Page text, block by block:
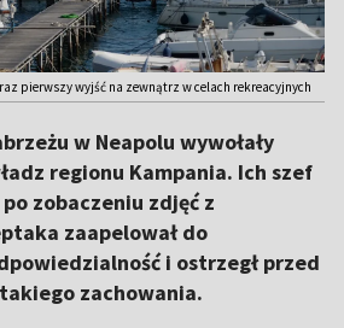
pierwszy wyjść na zewnątrz w celach rekreacyjnych
w Neapolu wywołały
regionu Kampania. Ich szef
zobaczeniu zdjęć z
zaapelował do
i ostrzegł przed
zachowania.